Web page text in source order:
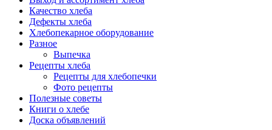
Качество хлеба
Дефекты хлеба
Хлебопекарное оборудование
Разное
Выпечка
Рецепты хлеба
Рецепты для хлебопечки
Фото рецепты
Полезные советы
Книги о хлебе
Доска объявлений